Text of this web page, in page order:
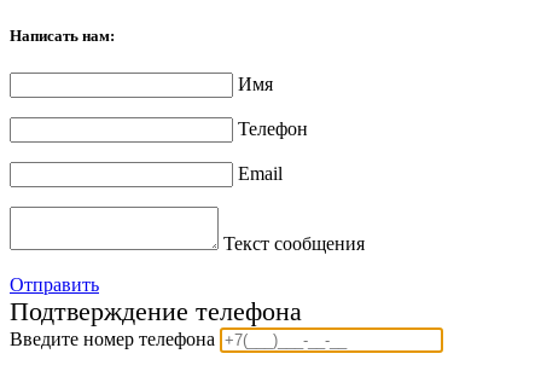
Написать нам:
Имя
Телефон
Email
Текст сообщения
Отправить
Подтверждение телефона
Введите номер телефона